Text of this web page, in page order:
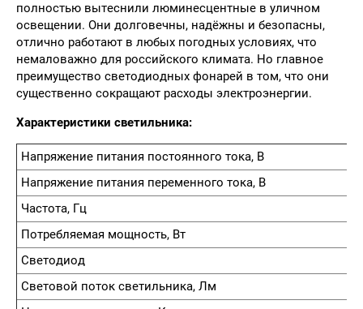
полностью вытеснили люминесцентные в уличном
освещении. Они долговечны, надёжны и безопасны,
отлично работают в любых погодных условиях, что
немаловажно для российского климата. Но главное
преимущество светодиодных фонарей в том, что они
существенно сокращают расходы электроэнергии.
Характеристики светильника:
Напряжение питания постоянного тока, В
Напряжение питания переменного тока, В
Частота, Гц
Потребляемая мощность, Вт
Светодиод
Световой поток светильника, Лм